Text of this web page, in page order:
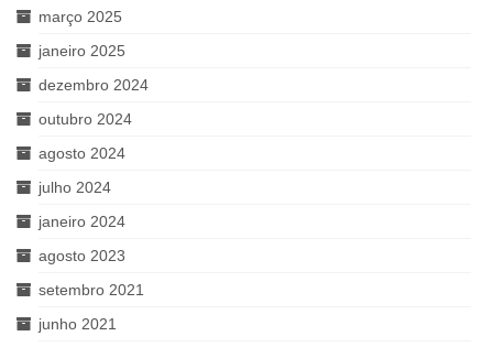
março 2025
janeiro 2025
dezembro 2024
outubro 2024
agosto 2024
julho 2024
janeiro 2024
agosto 2023
setembro 2021
junho 2021